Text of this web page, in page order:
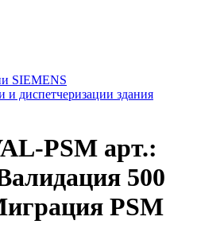
SIEMENS
и диспетчеризации здания
PSM арт.:
500
PSM